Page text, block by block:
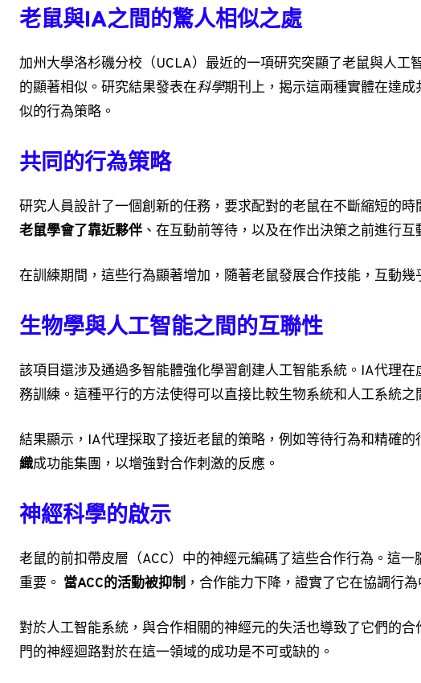
老鼠與IA之間的驚人相似之處
加州大學洛杉磯分校（UCLA）最近的一項研究突顯了老鼠與人工
的顯著相似。研究結果發表在科學期刊上，揭示這兩種實體在達
似的行為策略。
共同的行為策略
研究人員設計了一個創新的任務，要求配對的老鼠在不斷縮短的時
老鼠學會了靠近夥伴 、在互動前等待，以及在作出決策之前進行互
在訓練期間，這些行為顯著增加，隨著老鼠發展合作技能，互動幾
生物學與人工智能之間的互聯性
該項目還涉及通過多智能體強化學習創建人工智能系統。IA代理
務訓練。這種平行的方法使得可以直接比較生物系統和人工系統之
結果顯示，IA代理採取了接近老鼠的策略，例如等待行為和精確
織成功能集團，以增強對合作刺激的反應。
神經科學的啟示
老鼠的前扣帶皮層（ACC）中的神經元編碼了這些合作行為。這
重要。 當ACC的活動被抑制 ，合作能力下降，證實了它在協調行為
對於人工智能系統，與合作相關的神經元的失活也導致了它們的
門的神經迴路對於在這一領域的成功是不可或缺的。